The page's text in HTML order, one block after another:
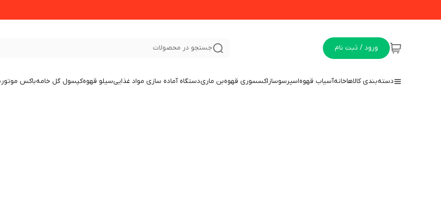
ورود / ثبت نام جستجو در محصولات
دسته‌بندی کالاهاخانهآسیاب قهوهاسپرسوسازاکسسوری قهوهبن ماریدستگاه آماده سازی مواد غذاییسیلو قهوهکپسول گل خامهباکس موتور